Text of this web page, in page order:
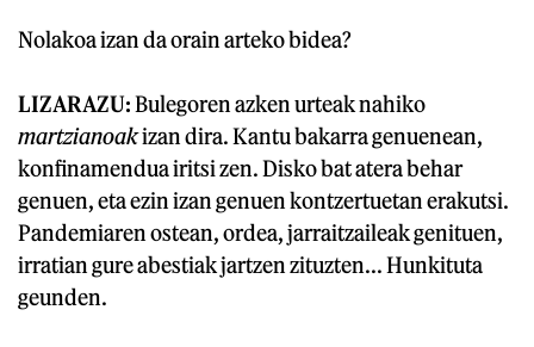
Nolakoa izan da orain arteko bidea?
LIZARAZU:Bulegoren azken urteak nahiko
martzianoakizan dira. Kantu bakarra genuenean,
konfinamendua iritsi zen. Disko bat atera behar
genuen, eta ezin izan genuen kontzertuetan erakutsi.
Pandemiaren ostean, ordea, jarraitzaileak genituen,
irratian gure abestiak jartzen zituzten... Hunkituta
geunden.